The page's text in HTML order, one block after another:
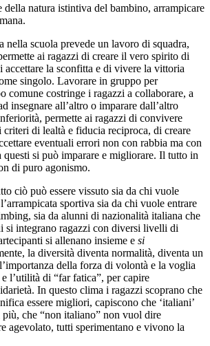
della natura istintiva del bambino, arrampicare
nella scuola prevede un lavoro di squadra,
ai ragazzi di creare il vero spirito di
accettare la sconfitta e di vivere la vittoria
singolo. Lavorare in gruppo per
comune costringe i ragazzi a collaborare, a
insegnare all’altro o imparare dall’altro
permette ai ragazzi di convivere
criteri di lealtà e fiducia reciproca, di creare
eventuali errori non con rabbia ma con
questi si può imparare e migliorare. Il tutto in
di puro agonismo.
ciò può essere vissuto sia da chi vuole
sportiva sia da chi vuole entrare
sia da alunni di nazionalità italiana che
si integrano ragazzi con diversi livelli di
si allenano insieme e si
la diversità diventa normalità, diventa un
della forza di volontà e la voglia
l’utilità di “far fatica”, per capire
In questo clima i ragazzi scoprano che
essere migliori, capiscono che ‘italiani’
che “non italiano” non vuol dire
agevolato, tutti sperimentano e vivono la